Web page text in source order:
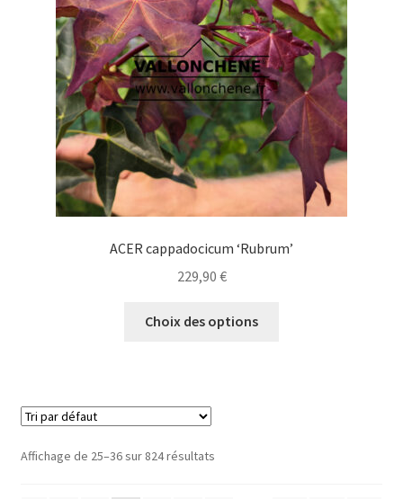
être
choisies
sur
la
page
du
produit
ACER cappadocicum ‘Rubrum’
229,90 €
Choix des options
Affichage de 25–36 sur 824 résultats